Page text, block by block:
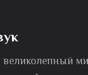
великолепный